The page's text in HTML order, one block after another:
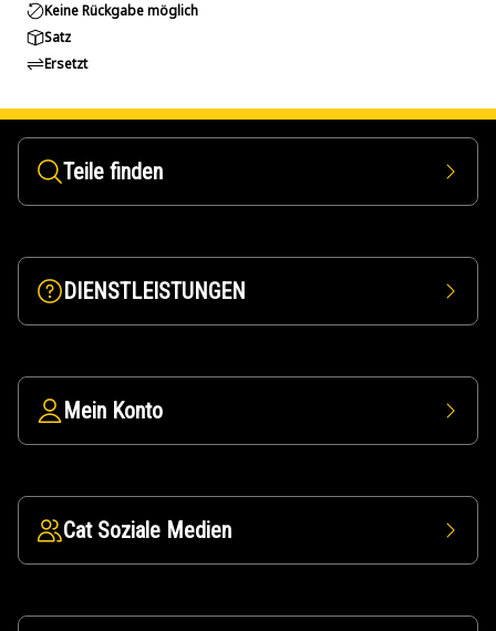
Keine Rückgabe möglich
Satz
Ersetzt
Teile finden
DIENSTLEISTUNGEN
Mein Konto
Cat Soziale Medien